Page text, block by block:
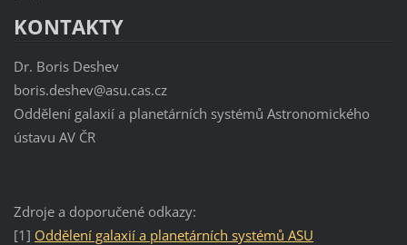
KONTAKTY
Dr. Boris Deshev
boris.deshev@asu.cas.cz
Oddělení galaxií a planetárních systémů Astronomického
ústavu AV ČR
Zdroje a doporučené odkazy:
[1] Oddělení galaxií a planetárních systémů ASU